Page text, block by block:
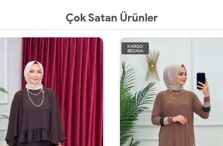
Çok Satan Ürünler
KARGO
BEDAVA